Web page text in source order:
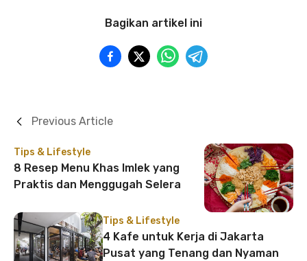
Bagikan artikel ini
Tips & Lifestyle
8 Resep Menu Khas Imlek yang
Praktis dan Menggugah Selera
Previous Article
Tips & Lifestyle
4 Kafe untuk Kerja di Jakarta
Pusat yang Tenang dan Nyaman